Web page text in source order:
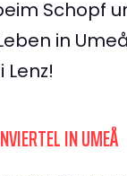
Schopf
in
IN UMEÅ